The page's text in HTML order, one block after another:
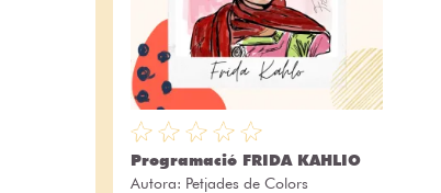
Programació FRIDA KAHLIO
Autora: Petjades de Colors